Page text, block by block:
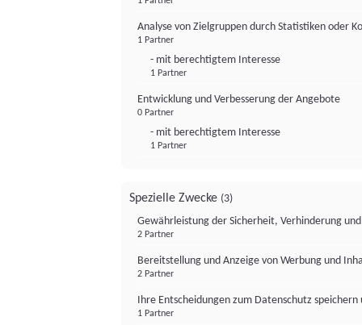
Analyse von Zielgruppen durch Statistiken oder
1 Partner
- mit berechtigtem Interesse
1 Partner
Entwicklung und Verbesserung der Angebote
0 Partner
- mit berechtigtem Interesse
1 Partner
Spezielle Zwecke (3)
Gewährleistung der Sicherheit, Verhinderung
2 Partner
Bereitstellung und Anzeige von Werbung und
2 Partner
Ihre Entscheidungen zum Datenschutz
1 Partner